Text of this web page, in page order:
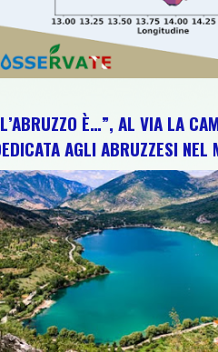
SOGNI DIPINTI A MANO DI
È…”, AL VIA LA
AGLI ABRUZZESI NEL